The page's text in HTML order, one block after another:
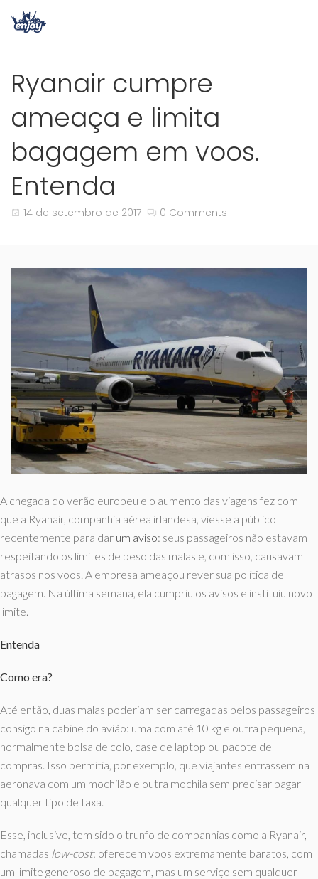
Ryanair cumpre
ameaça e limita
bagagem em voos.
Entenda
14 de setembro de 2017 0 Comments
A chegada do verão europeu e o aumento das viagens fez com
que a Ryanair, companhia aérea irlandesa, viesse a público
recentemente para dar um aviso: seus passageiros não estavam
respeitando os limites de peso das malas e, com isso, causavam
atrasos nos voos. A empresa ameaçou rever sua política de
bagagem. Na última semana, ela cumpriu os avisos e instituiu novo
limite.
Entenda
Como era?
Até então, duas malas poderiam ser carregadas pelos passageiros
consigo na cabine do avião: uma com até 10 kg e outra pequena,
normalmente bolsa de colo, case de laptop ou pacote de
compras. Isso permitia, por exemplo, que viajantes entrassem na
aeronava com um mochilão e outra mochila sem precisar pagar
qualquer tipo de taxa.
Esse, inclusive, tem sido o trunfo de companhias como a Ryanair,
chamadas low-cost: oferecem voos extremamente baratos, com
um limite generoso de bagagem, mas um serviço sem qualquer